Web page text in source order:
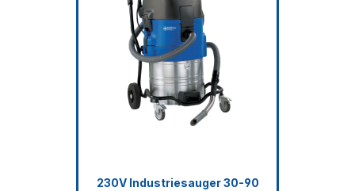
230V Industriesauger 30-90